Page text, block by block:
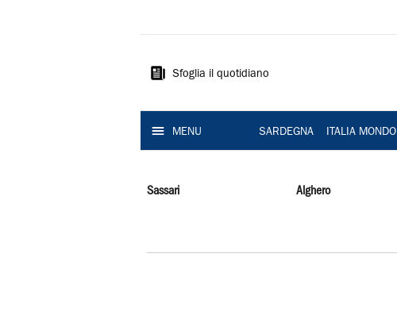
Sardegna
Sfoglia il quotidiano
MENU SARDEGNA ITALIA MONDO
Sassari Alghero